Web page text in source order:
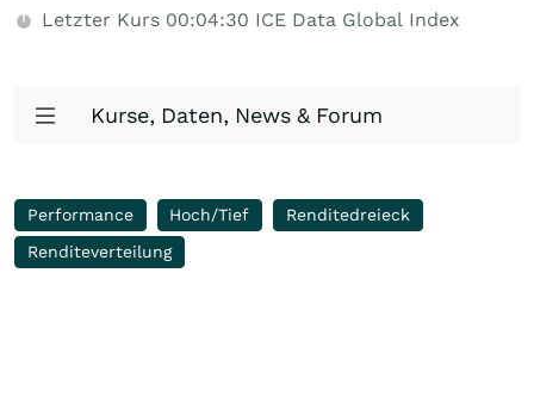
Letzter Kurs 00:04:30 ICE Data Global Index
Kurse, Daten, News & Forum
Performance Hoch/Tief
Renditedreieck
Renditeverteilung